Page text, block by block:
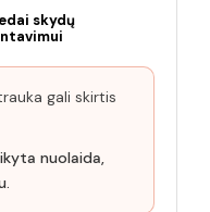
skydų
gali skirtis
nuolaida,